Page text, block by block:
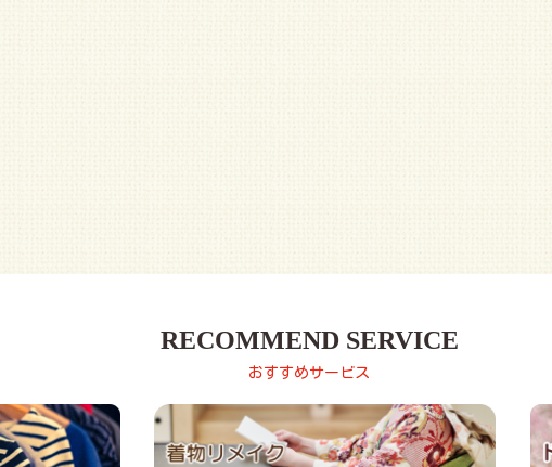
RECOMMEND SERVICE
おすすめサービス